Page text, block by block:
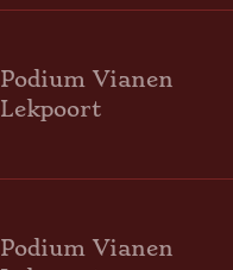
Podium Vianen
Lekpoort
Podium Vianen